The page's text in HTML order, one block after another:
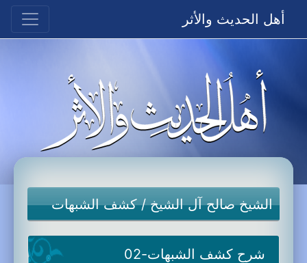
أهل الحديث والأثر
الشيخ صالح آل الشيخ/كشف الشبهات
شرح كشف الشبهات-02